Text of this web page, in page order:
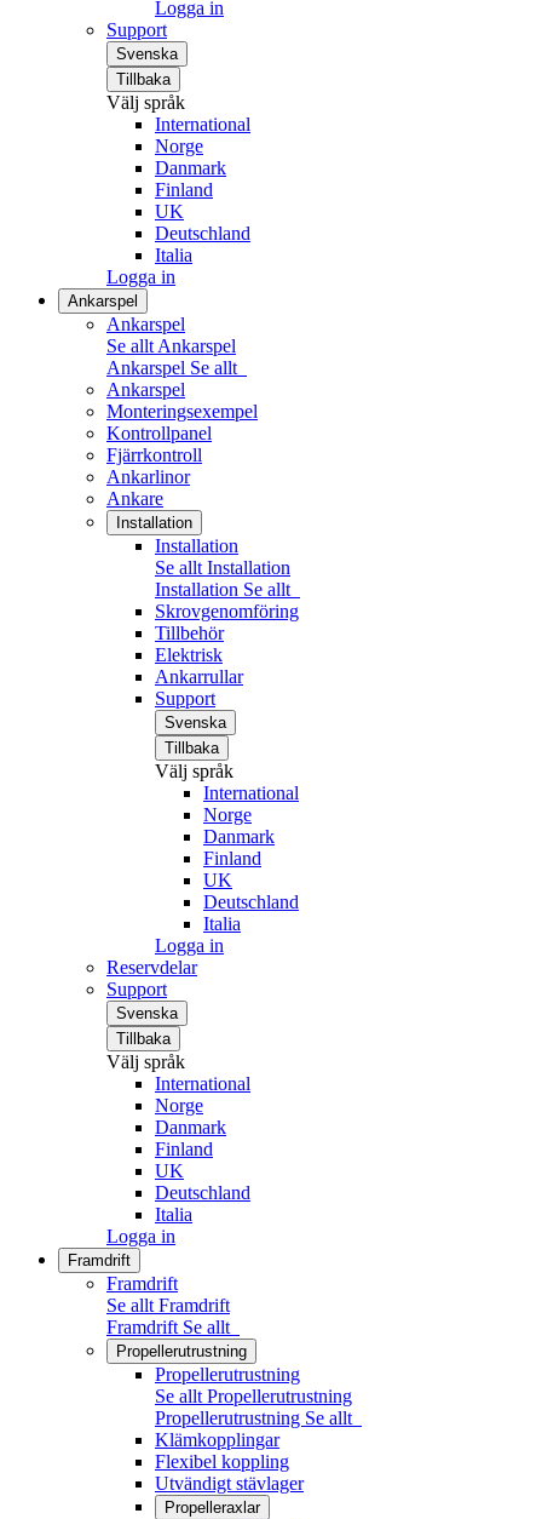
Logga in
Support
Svenska
Tillbaka
Välj språk
International
Norge
Danmark
Finland
UK
Deutschland
Italia
Logga in
Ankarspel
Ankarspel
Se allt Ankarspel
Ankarspel Se allt
Ankarspel
Monteringsexempel
Kontrollpanel
Fjärrkontroll
Ankarlinor
Ankare
Installation
Installation
Se allt Installation
Installation Se allt
Skrovgenomföring
Tillbehör
Elektrisk
Ankarrullar
Support
Svenska
Tillbaka
Välj språk
International
Norge
Danmark
Finland
UK
Deutschland
Italia
Logga in
Reservdelar
Support
Svenska
Tillbaka
Välj språk
International
Norge
Danmark
Finland
UK
Deutschland
Italia
Logga in
Framdrift
Framdrift
Se allt Framdrift
Framdrift Se allt
Propellerutrustning
Propellerutrustning
Se allt Propellerutrustning
Propellerutrustning Se allt
Klämkopplingar
Flexibel koppling
Utvändigt stävlager
Propelleraxlar